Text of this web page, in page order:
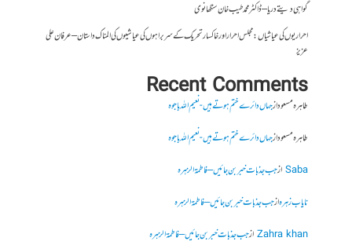
گواہی دیتے دریا – ڈاکٹر محمد طیب خان سنگھانوی
احراریوں کی عیاشیاں : مجلس احرار اور خاکسار تحریک کے سربراہوں کی عیاشیوں کی المناک داستان – عرفان علی
عزیز
Recent Comments
طاہرہ مسعودازجہاں دائرے ختم ہوتے ہیں- نعیم اللہ باجوہ
طاہرہ مسعودازجہاں دائرے ختم ہوتے ہیں- نعیم اللہ باجوہ
Sabaازجب جذبات خبر بن جائیں – فاطمۃالزہرہ
نایاب زہرہازجب جذبات خبر بن جائیں – فاطمۃالزہرہ
Zahra khanازجب جذبات خبر بن جائیں – فاطمۃالزہرہ